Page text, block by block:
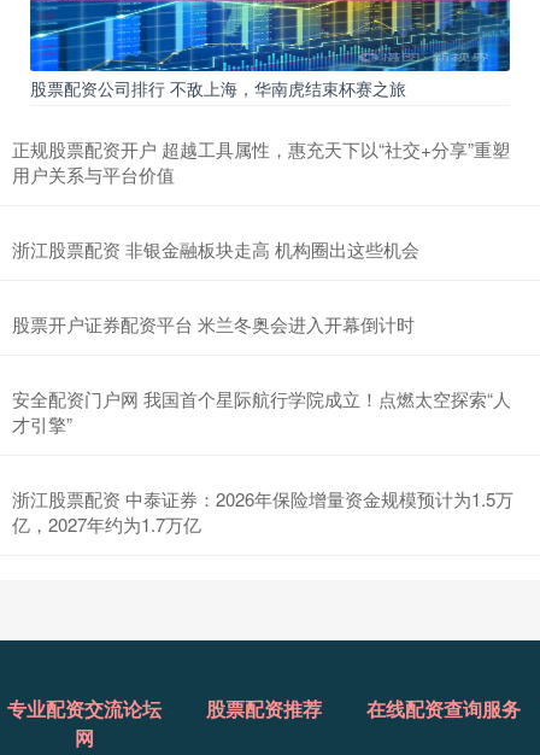
股票配资公司排行 不敌上海，华南虎结束杯赛之旅
正规股票配资开户 超越工具属性，惠充天下以“社交+分享”重塑
用户关系与平台价值
浙江股票配资 非银金融板块走高 机构圈出这些机会
股票开户证券配资平台 米兰冬奥会进入开幕倒计时
安全配资门户网 我国首个星际航行学院成立！点燃太空探索“人
才引擎”
浙江股票配资 中泰证券：2026年保险增量资金规模预计为1.5万
亿，2027年约为1.7万亿
专业配资交流论坛
网
股票配资推荐 在线配资查询服务